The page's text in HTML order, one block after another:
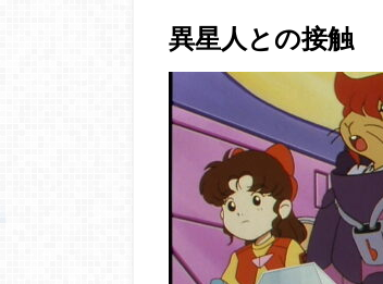
異星人との接触